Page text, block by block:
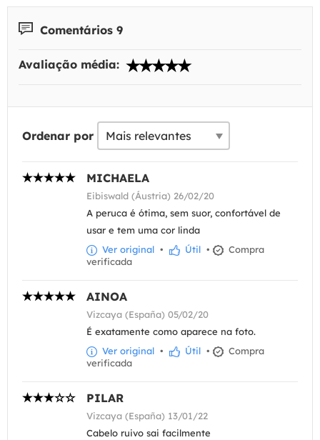
Comentários 9
Avaliação média:
Ordenar por
MICHAELA
Eibiswald (Áustria) 26/02/20
A peruca é ótima, sem suor, confortável de
usar e tem uma cor linda
Ver original • Útil •
Compra
verificada
AINOA
Vizcaya (España) 05/02/20
É exatamente como aparece na foto.
Ver original • Útil •
Compra
verificada
PILAR
Vizcaya (España) 13/01/22
Cabelo ruivo sai facilmente